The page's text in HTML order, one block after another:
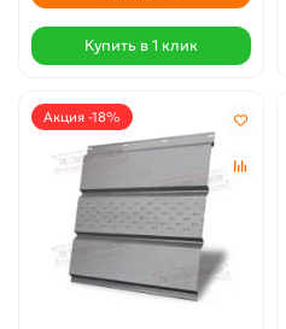
Купить в 1 клик
Акция -18%